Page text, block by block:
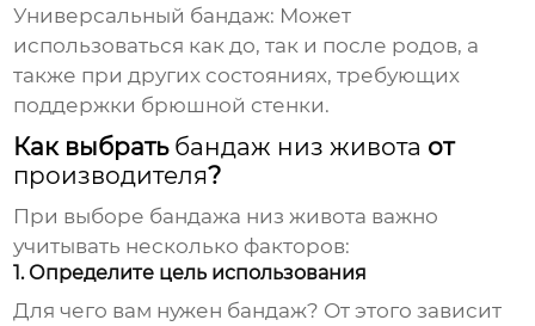
Универсальный бандаж: Может
использоваться как до, так и после родов, а
также при других состояниях, требующих
поддержки брюшной стенки.
Как выбрать бандаж низ живота от
производителя?
При выборе бандажа низ живота важно
учитывать несколько факторов:
1. Определите цель использования
Для чего вам нужен бандаж? От этого зависит